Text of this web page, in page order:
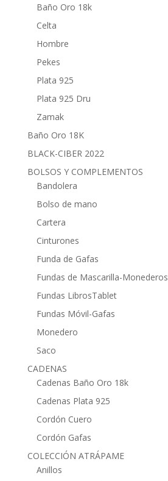
Baño Oro 18k
Celta
Hombre
Pekes
Plata 925
Plata 925 Dru
Zamak
Baño Oro 18K
BLACK-CIBER 2022
BOLSOS Y COMPLEMENTOS
Bandolera
Bolso de mano
Cartera
Cinturones
Funda de Gafas
Fundas de Mascarilla-Monederos
Fundas LibrosTablet
Fundas Móvil-Gafas
Monedero
Saco
CADENAS
Cadenas Baño Oro 18k
Cadenas Plata 925
Cordón Cuero
Cordón Gafas
COLECCIÓN ATRÁPAME
Anillos